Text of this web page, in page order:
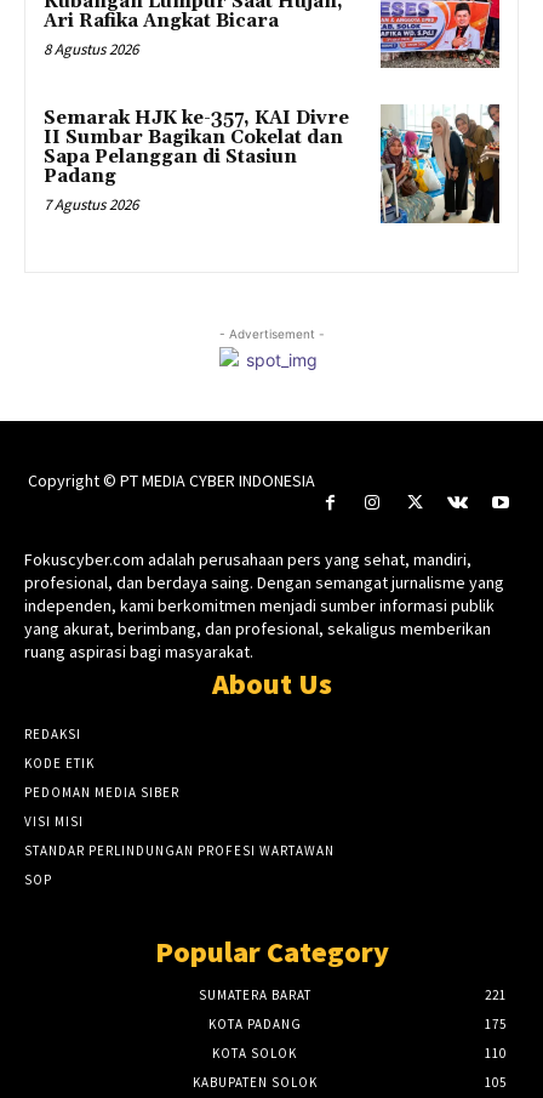
Ari Rafika Angkat Bicara
8 Agustus 2026
Semarak HJK ke-357, KAI Divre
II Sumbar Bagikan Cokelat dan
Sapa Pelanggan di Stasiun
Padang
7 Agustus 2026
- Advertisement -
Copyright © PT MEDIA CYBER INDONESIA
Fokuscyber.com adalah perusahaan pers yang sehat, mandiri,
profesional, dan berdaya saing. Dengan semangat jurnalisme yang
independen, kami berkomitmen menjadi sumber informasi publik
yang akurat, berimbang, dan profesional, sekaligus memberikan
ruang aspirasi bagi masyarakat.
About Us
REDAKSI
KODE ETIK
PEDOMAN MEDIA SIBER
VISI MISI
STANDAR PERLINDUNGAN PROFESI WARTAWAN
SOP
Popular Category
SUMATERA BARAT
221
KOTA PADANG
175
KOTA SOLOK
110
KABUPATEN SOLOK
105